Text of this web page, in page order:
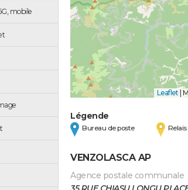
mobile
Leaflet|
Légende
Bureau de poste
VENZOLASCA AP
Agence postale communale